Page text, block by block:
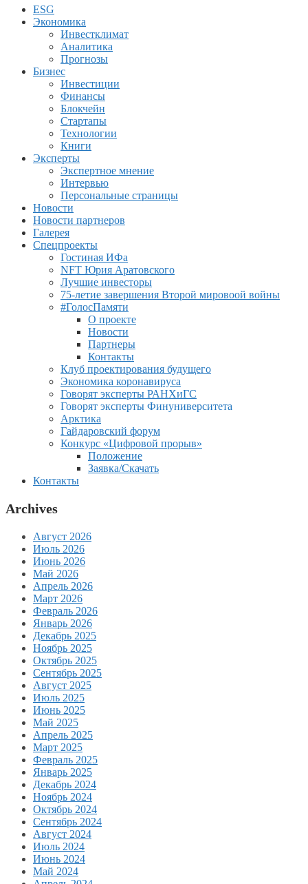
ESG
Экономика
Инвестклимат
Аналитика
Прогнозы
Бизнес
Инвестиции
Финансы
Блокчейн
Стартапы
Технологии
Книги
Эксперты
Экспертное мнение
Интервью
Персональные страницы
Новости
Новости партнеров
Галерея
Спецпроекты
Гостиная ИФа
NFT Юрия Аратовского
Лучшие инвесторы
75-летие завершения Второй мировоой войны
#ГолосПамяти
О проекте
Новости
Партнеры
Контакты
Клуб проектирования будущего
Экономика коронавируса
Говорят эксперты РАНХиГС
Говорят эксперты Финуниверситета
Арктика
Гайдаровский форум
Конкурс «Цифровой прорыв»
Положение
Заявка/Скачать
Контакты
Archives
Август 2026
Июль 2026
Июнь 2026
Май 2026
Апрель 2026
Март 2026
Февраль 2026
Январь 2026
Декабрь 2025
Ноябрь 2025
Октябрь 2025
Сентябрь 2025
Август 2025
Июль 2025
Июнь 2025
Май 2025
Апрель 2025
Март 2025
Февраль 2025
Январь 2025
Декабрь 2024
Ноябрь 2024
Октябрь 2024
Сентябрь 2024
Август 2024
Июль 2024
Июнь 2024
Май 2024